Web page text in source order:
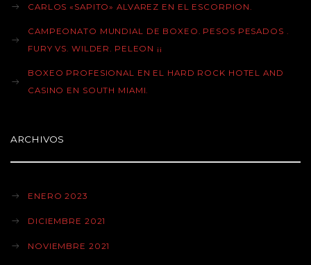
CARLOS «SAPITO» ALVAREZ EN EL ESCORPION.
CAMPEONATO MUNDIAL DE BOXEO. PESOS PESADOS .
FURY VS. WILDER. PELEON ¡¡
BOXEO PROFESIONAL EN EL HARD ROCK HOTEL AND
CASINO EN SOUTH MIAMI.
ARCHIVOS
ENERO 2023
DICIEMBRE 2021
NOVIEMBRE 2021